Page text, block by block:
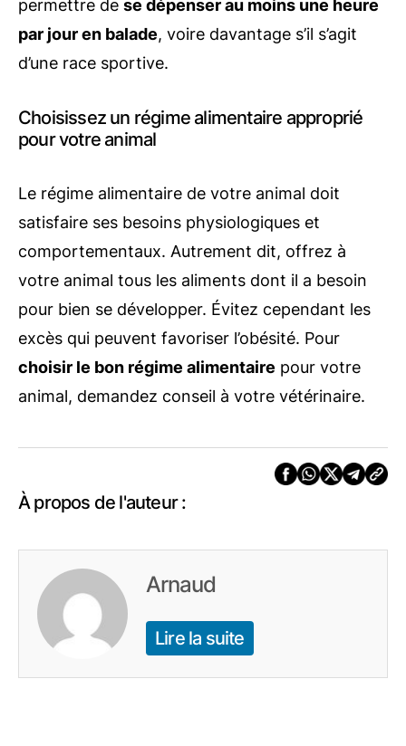
permettre de se dépenser au moins une heure
par jour en balade, voire davantage s’il s’agit
d’une race sportive.
Choisissez un régime alimentaire approprié
pour votre animal
Le régime alimentaire de votre animal doit
satisfaire ses besoins physiologiques et
comportementaux. Autrement dit, offrez à
votre animal tous les aliments dont il a besoin
pour bien se développer. Évitez cependant les
excès qui peuvent favoriser l’obésité. Pour
choisir le bon régime alimentaire pour votre
animal, demandez conseil à votre vétérinaire.
À propos de l'auteur :
Arnaud
Lire la suite